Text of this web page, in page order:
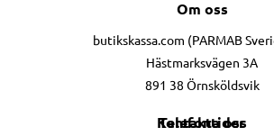
Om oss
butikskassa.com (PARMAB
Hästmarksvägen 3A
891 38 Örnsköldsvik
Kontakta oss
Telefontider